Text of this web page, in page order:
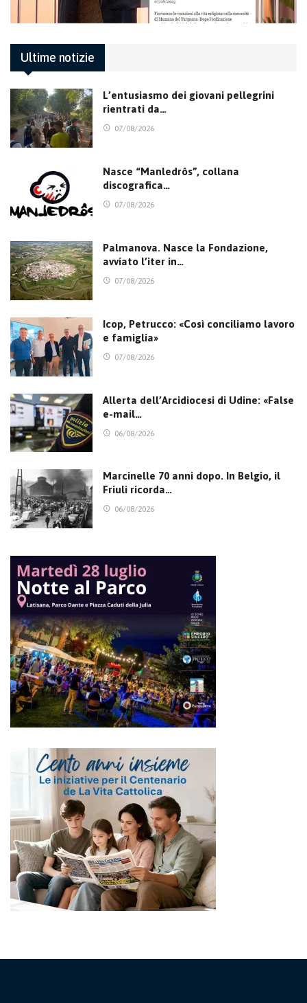
Ultime notizie
L’entusiasmo dei giovani pellegrini
rientrati da…
07/08/2026
Nasce “Manledrôs”, collana
discografica…
07/08/2026
Palmanova. Nasce la Fondazione,
avviato l’iter in…
07/08/2026
Icop, Petrucco: «Così conciliamo lavoro
e famiglia»
07/08/2026
Allerta dell’Arcidiocesi di Udine: «False
e-mail…
06/08/2026
Marcinelle 70 anni dopo. In Belgio, il
Friuli ricorda…
06/08/2026